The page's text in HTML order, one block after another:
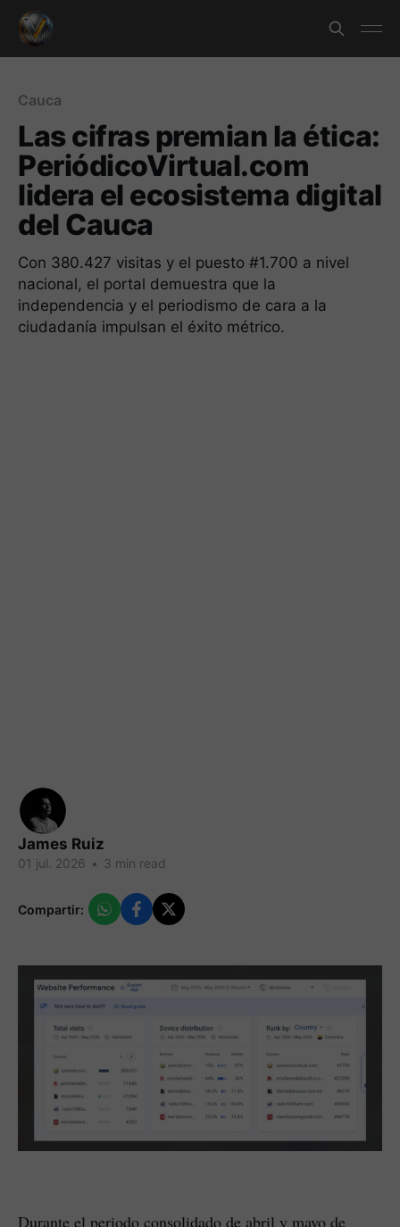
Cauca
Las cifras premian la ética:
PeriódicoVirtual.com
lidera el ecosistema digital
del Cauca
Con 380.427 visitas y el puesto #1.700 a nivel
nacional, el portal demuestra que la
independencia y el periodismo de cara a la
ciudadanía impulsan el éxito métrico.
James Ruiz
01 jul. 2026 • 3 min read
Compartir:
Durante el periodo consolidado de abril y mayo de